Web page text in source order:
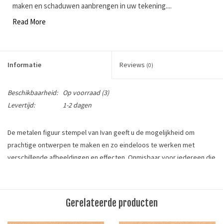
maken en schaduwen aanbrengen in uw tekening....
Read More
Informatie Reviews (0)
Beschikbaarheid: Op voorraad(3)
Levertijd:
1-2 dagen
De metalen figuur stempel van Ivan geeft u de mogelijkheid om
prachtige ontwerpen te maken en zo eindeloos te werken met
verschillende afbeeldingen en effecten. Onmisbaar voor iedereen die
The border stamp is excellent for creating decorative frame, basket
Gerelateerde producten